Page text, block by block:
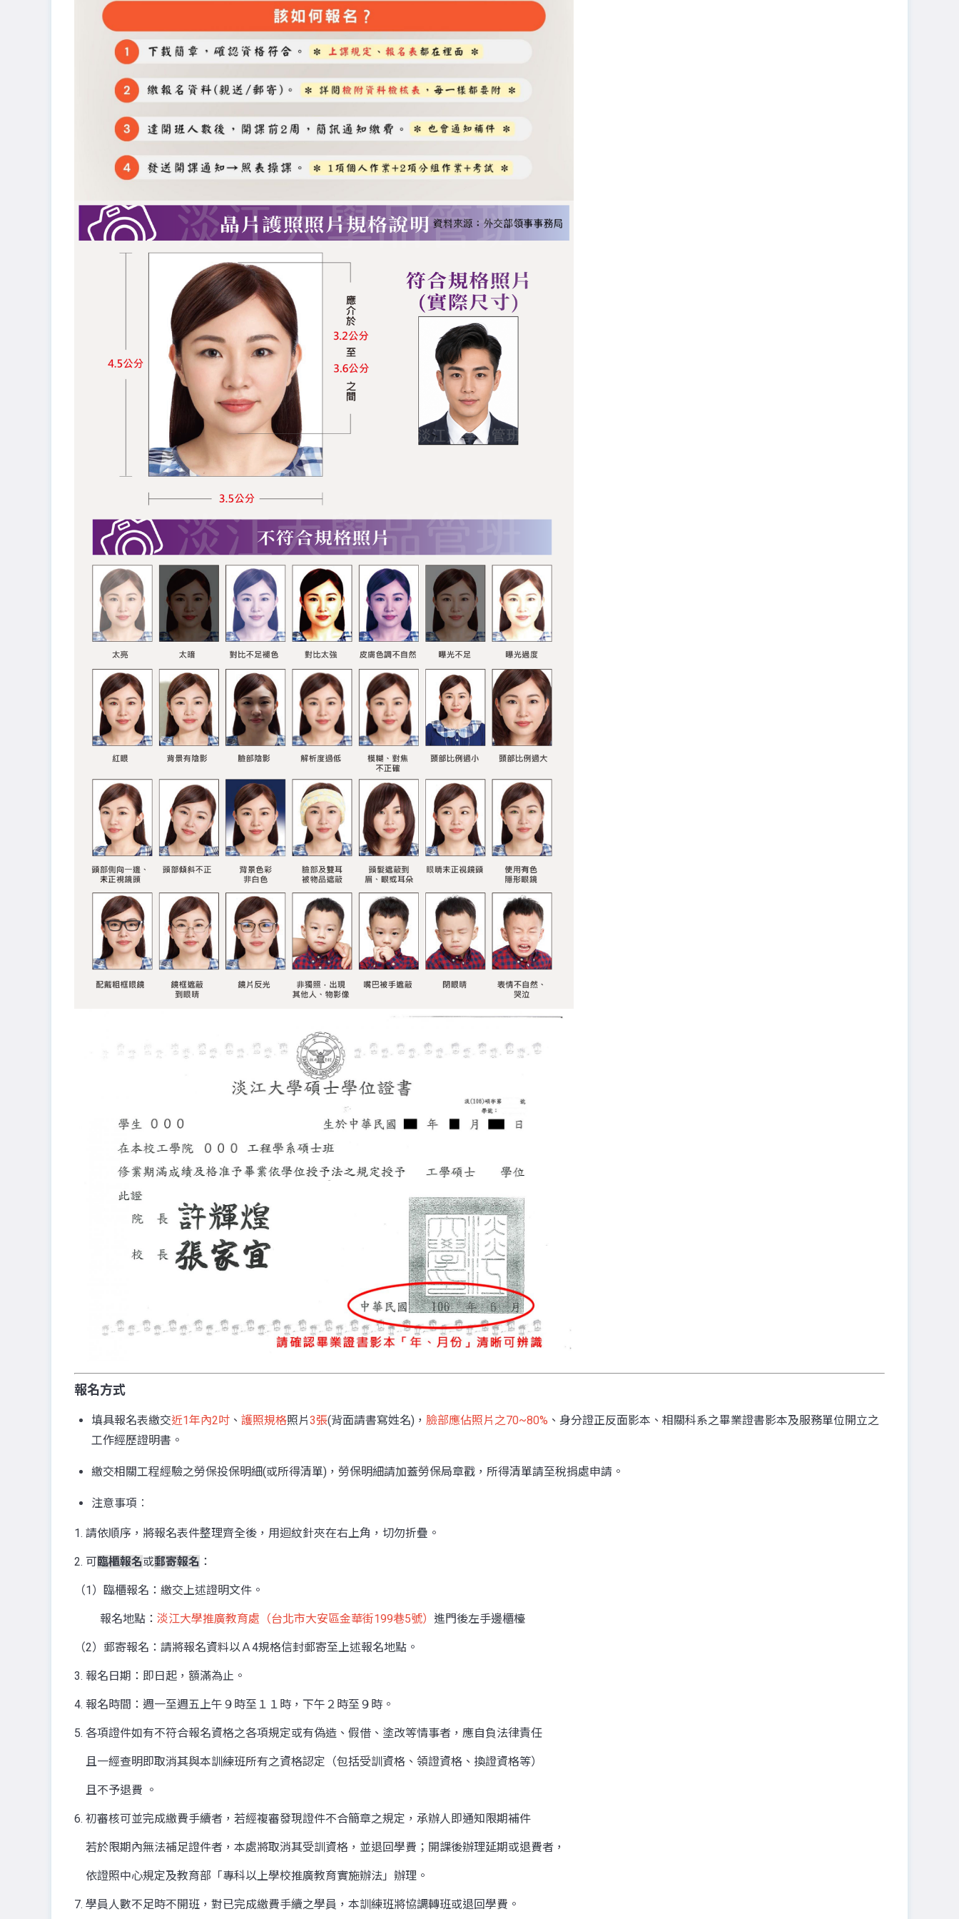
報名方式
填具報名表繳交近1年內2吋 、 護照規格照片3張(背面請書寫姓名)， 臉部應佔照片之70~80% 、身分證正反面影本、相關科系之畢業證書影本及服務單位開立之
工作經歷證明書。
繳交相關工程經驗之勞保投保明細(或所得清單)，勞保明細請加蓋勞保局章戳，所得清單請至稅捐處申請。
注意事項︰
1. 請依順序，將報名表件整理齊全後，用迴紋針夾在右上角，切勿折疊。
2. 可臨櫃報名或郵寄報名 ：
（1）臨櫃報名：繳交上述證明文件。
報名地點： 淡江大學推廣教育處（台北市大安區金華街199巷5號） 進門後左手邊櫃檯
（2）郵寄報名：請將報名資料以Ａ4規格信封郵寄至上述報名地點。
3. 報名日期：即日起，額滿為止。
4. 報名時間：週一至週五上午９時至１１時，下午２時至９時。
5. 各項證件如有不符合報名資格之各項規定或有偽造、假借、塗改等情事者，應自負法律責任
且一經查明即取消其與本訓練班所有之資格認定（包括受訓資格、領證資格、換證資格等）
且不予退費 。
6. 初審核可並完成繳費手續者，若經複審發現證件不合簡章之規定，承辦人即通知限期補件
若於限期內無法補足證件者，本處將取消其受訓資格，並退回學費；開課後辦理延期或退費者，
依證照中心規定及教育部「專科以上學校推廣教育實施辦法」辦理。
7. 學員人數不足時不開班，對已完成繳費手續之學員，本訓練班將協調轉班或退回學費。